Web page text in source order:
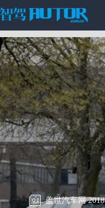
盖世汽车网